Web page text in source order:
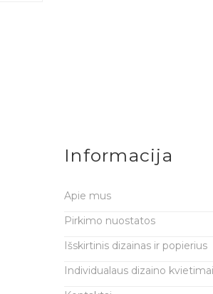
Informacija
Apie mus
Pirkimo nuostatos
Išskirtinis dizainas ir popierius
Individualaus dizaino kvietimai